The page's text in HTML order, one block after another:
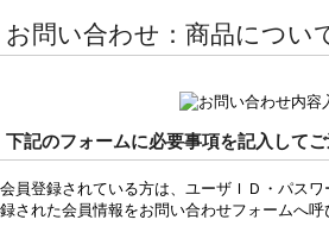
お問い合わせ：商品につい
下記のフォームに必要事項を記入してご
会員登録されている方は、ユーザＩＤ・パス
録された会員情報をお問い合わせフォームへ呼